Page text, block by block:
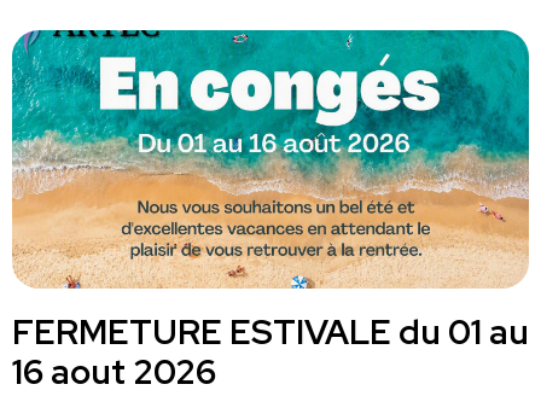
FERMETURE ESTIVALE du 01 au
16 aout 2026